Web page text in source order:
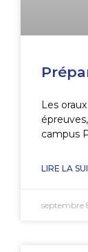
Les
campus
LIRE LA
septembre